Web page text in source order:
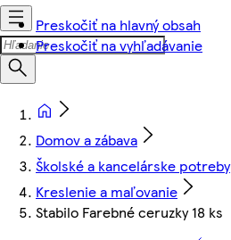
Preskočiť na hlavný obsah
Preskočiť na vyhľadávanie
Domov a zábava
Školské a kancelárske potreby
Kreslenie a maľovanie
Stabilo Farebné ceruzky 18 ks